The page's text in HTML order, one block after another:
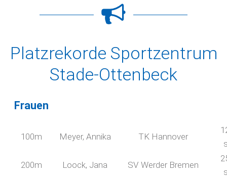
Platzrekorde Sportzentrum
Stade-Ottenbeck
Frauen
100m Meyer, Annika TK Hannover
200m Loock, Jana SV Werder Bremen